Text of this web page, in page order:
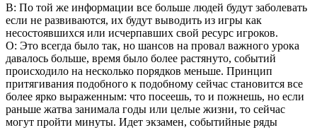
В: По той же информации все больше людей будут заболевать
если не развиваются, их будут выводить из игры как
несостоявшихся или исчерпавших свой ресурс игроков.
О: Это всегда было так, но шансов на провал важного урока
давалось больше, время было более растянуто, событий
происходило на несколько порядков меньше. Принцип
притягивания подобного к подобному сейчас становится все
более ярко выраженным: что посеешь, то и пожнешь, но если
раньше жатва занимала годы или целые жизни, то сейчас
могут пройти минуты. Идет экзамен, событийные ряды